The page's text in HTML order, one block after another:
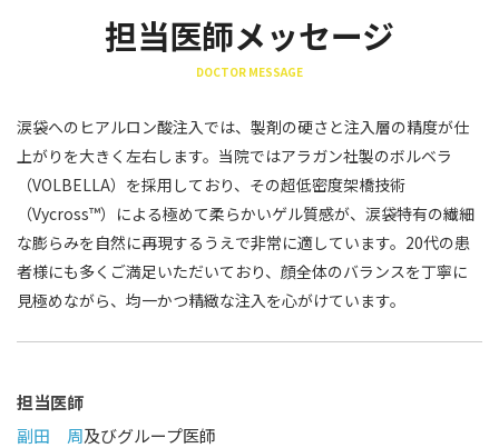
東京
名古屋
仙台
福岡
担当医師メッセージ
DOCTOR MESSAGE
涙袋へのヒアルロン酸注入では、製剤の硬さと注入層の精度が仕
上がりを大きく左右します。当院ではアラガン社製のボルベラ
（VOLBELLA）を採用しており、その超低密度架橋技術
（Vycross™）による極めて柔らかいゲル質感が、涙袋特有の繊細
な膨らみを自然に再現するうえで非常に適しています。20代の患
者様にも多くご満足いただいており、顔全体のバランスを丁寧に
見極めながら、均一かつ精緻な注入を心がけています。
担当医師
副田 周及びグループ医師